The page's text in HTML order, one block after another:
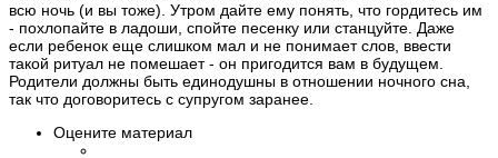
всю ночь (и вы тоже). Утром дайте ему понять, что гордитесь им
- похлопайте в ладоши, спойте песенку или станцуйте. Даже
если ребенок еще слишком мал и не понимает слов, ввести
такой ритуал не помешает - он пригодится вам в будущем.
Родители должны быть единодушны в отношении ночного сна,
так что договоритесь с супругом заранее.
Оцените материал